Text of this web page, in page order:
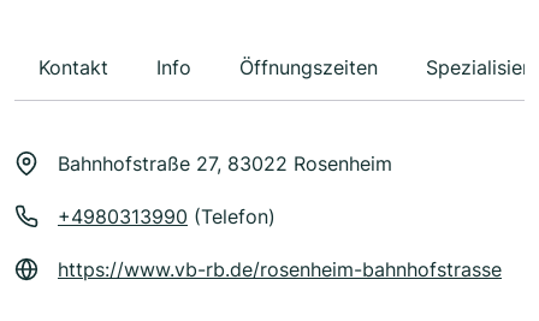
Kontakt Info Öffnungszeiten
Bahnhofstraße 27, 83022 Rosenheim
+4980313990 (Telefon)
https://www.vb-rb.de/rosenheim-bahnhofstrasse